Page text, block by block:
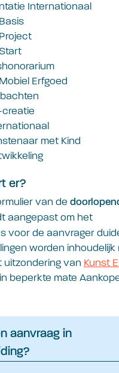
Internationaal
Erfgoed
met Kind
er?
van de
aangepast om het
voor de aanvrager
worden inhoudelijk
uitzondering van Kunst
beperkte mate
aanvraag in